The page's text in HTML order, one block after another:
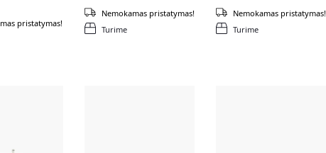
pristatymas!
Turime
Nemokamas pristatymas!
Turime
Nemokamas pristatymas!